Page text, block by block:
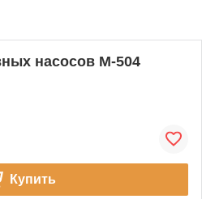
насосов М-504
Купить